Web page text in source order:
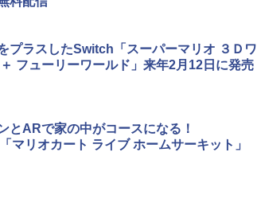
プラスしたSwitch「スーパーマリオ ３Ｄワ
フューリーワールド」来年2月12日に発売
とARで家の中がコースになる！
マリオカート ライブ ホームサーキット」